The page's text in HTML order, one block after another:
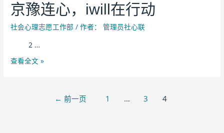
京豫连心，iwill在行动
社会心理志愿工作部 / 作者：
管理员社心联
2 …
查看全文 »
← 前一页 1 … 3 4